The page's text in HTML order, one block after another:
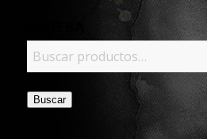
Buscar